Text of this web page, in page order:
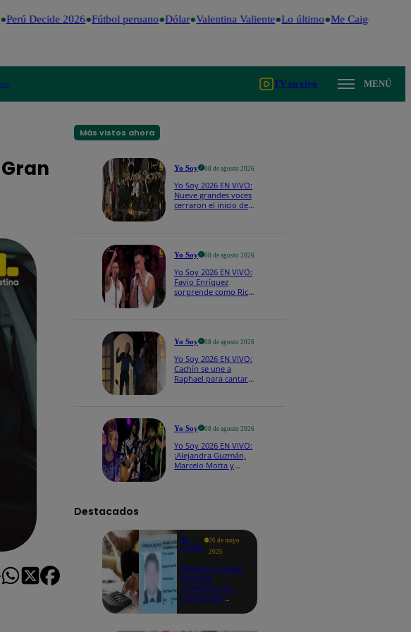
Perú Decide 2026 Fútbol peruano Dólar Valentina Valiente Lo último Me Caigo de Risa
TV en vivo MENÚ
Más vistos ahora
Yo Soy 08 de agosto 2026
Yo Soy 2026 EN VIVO:
Nueve grandes voces
cerraron el inicio de
Yo Soy 08 de agosto 2026
Yo Soy 2026 EN VIVO:
Favio Enríquez
sorprende como Ricky
Yo Soy 08 de agosto 2026
Yo Soy 2026 EN VIVO:
Cachín se une a
Raphael para cantar
Yo Soy 08 de agosto 2026
Yo Soy 2026 EN VIVO:
¡Alejandra Guzmán,
Marcelo Motta y
Destacados
Te
ayudo
26 de mayo
2025
Revisa si tienes
deudas
consultando
con tu DNI: